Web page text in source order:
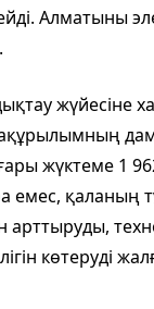
Алматыны
жүйесіне
жүктеме 1
емес, қаланың
арттыруды,
көтеруді